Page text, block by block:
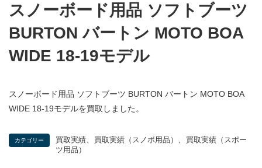
スノーボード用品 ソフトブーツ
BURTON バートン MOTO BOA
WIDE 18-19モデル
スノーボード用品 ソフトブーツ BURTON バートン MOTO BOA
WIDE 18-19モデルを買取しました。
カテゴリー 買取実績、 買取実績（スノボ用品） 、
買取実績（スポー
ツ用品）